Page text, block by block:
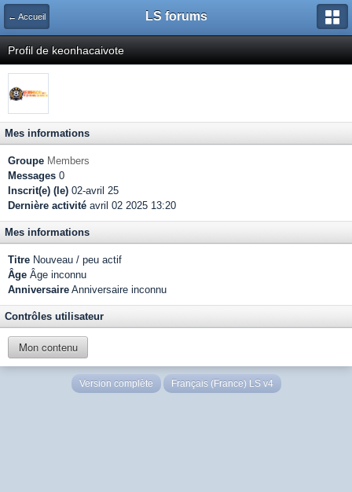
← Accueil LS forums
Profil de keonhacaivote
Mes informations
Groupe Members
Messages 0
Inscrit(e) (le) 02-avril 25
Dernière activité avril 02 2025 13:20
Mes informations
Titre Nouveau / peu actif
Âge Âge inconnu
Anniversaire Anniversaire inconnu
Contrôles utilisateur
Mon contenu
Version complète Français (France) LS v4